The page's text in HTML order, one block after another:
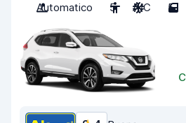
Automatico
5 A/C 5